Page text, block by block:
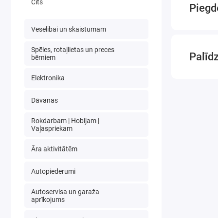
Cits
Veselibai un skaistumam
Spēles, rotaļlietas un preces
bērniem
Elektronika
Dāvanas
Rokdarbam | Hobijam |
Vaļaspriekam
Āra aktivitātēm
Autopiederumi
Autoservisa un garaža
aprīkojums
liepas
Lai